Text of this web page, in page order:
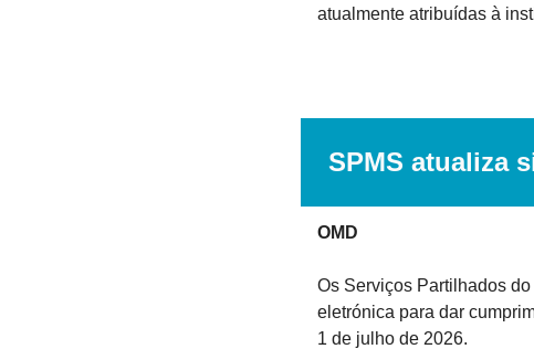
atualmente atribuídas à
SPMS atualiza
OMD
Os Serviços Partilhados
eletrónica para dar
1 de julho de 2026.